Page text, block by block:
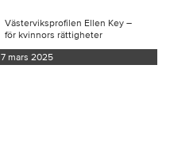
Västerviksprofilen Ellen Key –
för kvinnors rättigheter
7 mars 2025